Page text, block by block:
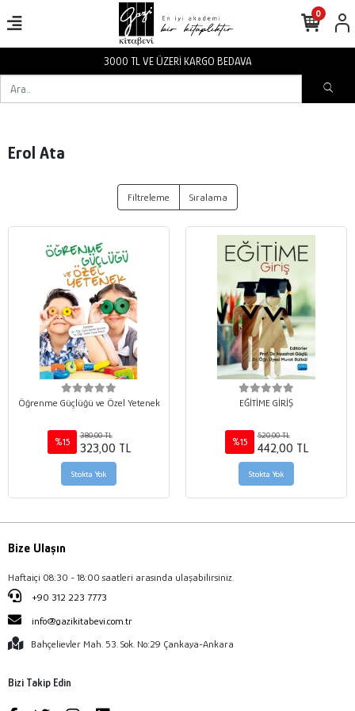
3000 TL VE ÜZERİ KARGO BEDAVA
0
Erol Ata
Filtreleme Sıralama
Öğrenme Güçlüğü ve Özel Yetenek
%15
380,00 TL
323,00 TL
Stokta Yok
EĞİTİME GİRİŞ
%15
520,00 TL
442,00 TL
Stokta Yok
Bize Ulaşın
Haftaiçi 08:30 - 18:00 saatleri arasında ulaşabilirsiniz.
+90 312 223 7773
info@gazikitabevi.com.tr
Bahçelievler Mah. 53. Sok. No:29 Çankaya-Ankara
Bizi Takip Edin